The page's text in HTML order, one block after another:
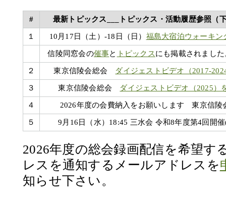
# 最新トピックス___トピックス・活動履歴参照（
１ 10月17日（土）-18日（日） 福島大宿泊ウォーキン
信陵同窓会の催事と トピックスにも掲載されまし
２ 東京信陵会総会 ダイジェストビデオ（2017-
３ 東京信陵会総会 ダイジェストビデオ（2025）
４ 2026年度の会費納入をお願いします 東京信
５ 9月16日（水）18:45 三水会 令和8年度第4回開
2026年度の総会録画配信を希望す
レスを通知するメールアドレスを
知らせ下さい。